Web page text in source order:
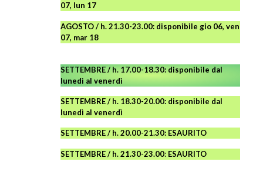
07, lun 17
AGOSTO/ h. 21.30-23.00: disponibile gio 06, ven
07, mar 18
SETTEMBRE / h. 17.00-18.30: disponibile dal
lunedì al venerdì
SETTEMBRE / h. 18.30-20.00: disponibile dal
lunedì al venerdì
SETTEMBRE / h. 20.00-21.30: ESAURITO
SETTEMBRE / h. 21.30-23.00: ESAURITO